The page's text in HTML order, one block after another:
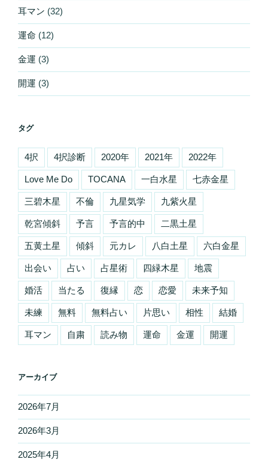
耳マン (32)
運命 (12)
金運 (3)
開運 (3)
タグ
4択 4択診断 2020年 2021年 2022年
Love Me Do TOCANA 一白水星 七赤金星
三碧木星 不倫 九星気学 九紫火星
乾宮傾斜 予言 予言的中 二黒土星
五黄土星 傾斜 元カレ 八白土星 六白金星
出会い 占い 占星術 四緑木星 地震
婚活 当たる 復縁 恋 恋愛 未来予知
未練 無料 無料占い 片思い 相性 結婚
耳マン 自粛 読み物 運命 金運 開運
アーカイブ
2026年7月
2026年3月
2025年4月